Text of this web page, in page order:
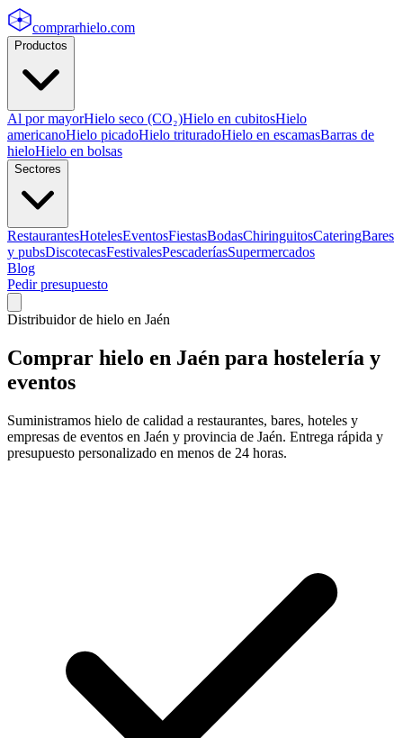
comprarhielo.com
Productos
Al por mayorHielo seco (CO₂)Hielo en cubitosHielo
americanoHielo picadoHielo trituradoHielo en escamasBarras de
hieloHielo en bolsas
Sectores
RestaurantesHotelesEventosFiestasBodasChiringuitosCateringBares
y pubsDiscotecasFestivalesPescaderíasSupermercados
Blog
Pedir presupuesto
Distribuidor de hielo en Jaén
Comprar hielo en Jaén para hostelería y
eventos
Suministramos hielo de calidad a restaurantes, bares, hoteles y
empresas de eventos en Jaén y provincia de Jaén. Entrega rápida y
presupuesto personalizado en menos de 24 horas.